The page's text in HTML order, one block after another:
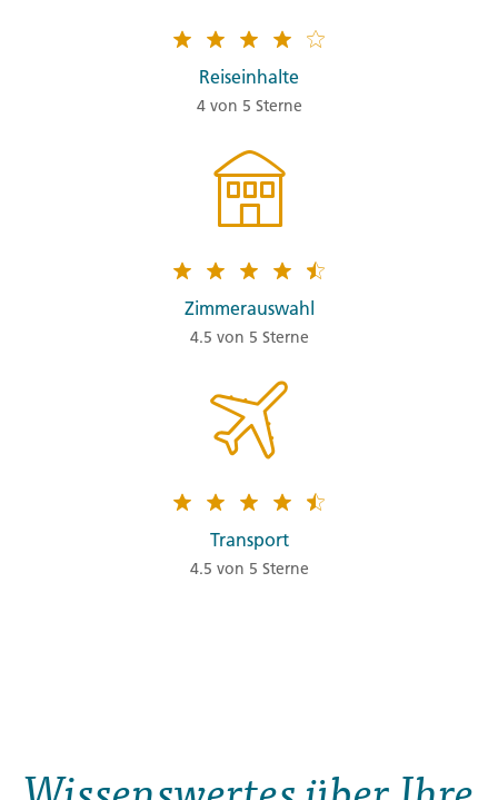
Reiseinhalte
4 von 5 Sterne
Zimmerauswahl
4.5 von 5 Sterne
Transport
4.5 von 5 Sterne